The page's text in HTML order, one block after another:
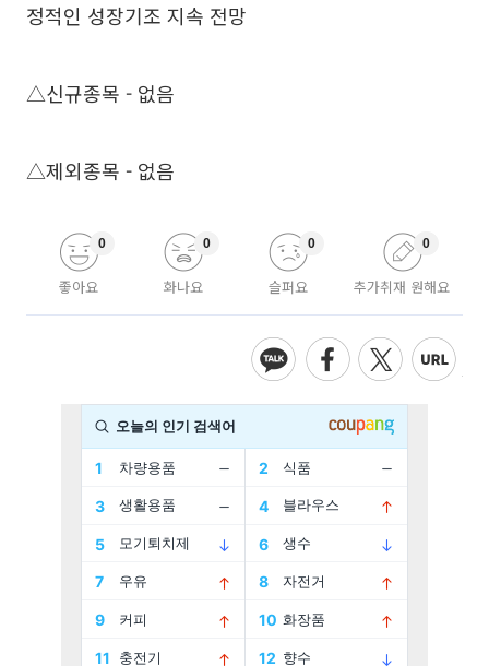
정적인 성장기조 지속 전망
△신규종목 - 없음
△제외종목 - 없음
좋아요
0
화나요
0
슬퍼요
0
추가취재 원해요
0